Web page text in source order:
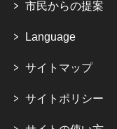
市民からの提案
Language
サイトマップ
サイトポリシー